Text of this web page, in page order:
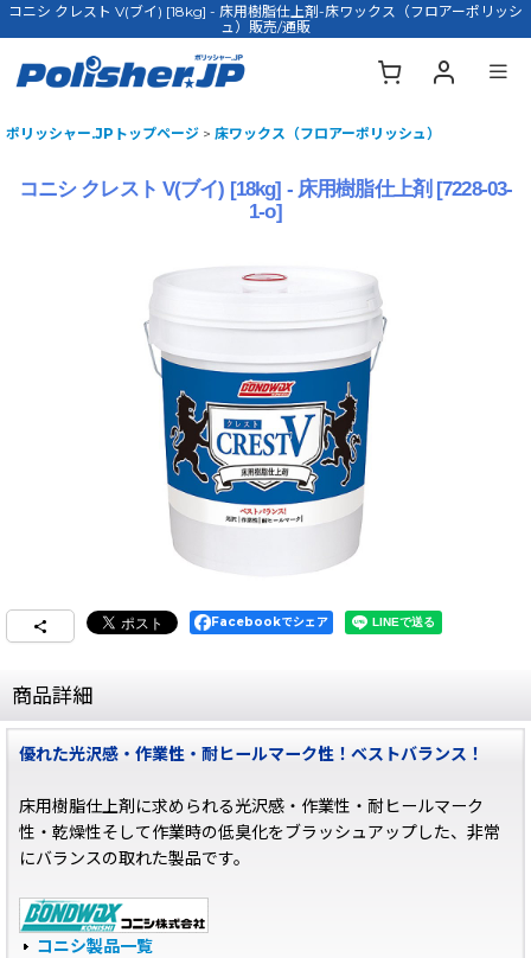
コニシ クレスト V(ブイ) [18kg] - 床用樹脂仕上剤-床ワックス（フロアーポリッシ
ュ）販売/通販
ポリッシャー.JPトップページ > 床ワックス（フロアーポリッシュ）
コニシ クレスト V(ブイ) [18kg] - 床用樹脂仕上剤 [7228-03-
1-o]
Facebookでシェア
商品詳細
優れた光沢感・作業性・耐ヒールマーク性！ベストバランス！
床用樹脂仕上剤に求められる光沢感・作業性・耐ヒールマーク
性・乾燥性そして作業時の低臭化をブラッシュアップした、非常
にバランスの取れた製品です。
コニシ製品一覧